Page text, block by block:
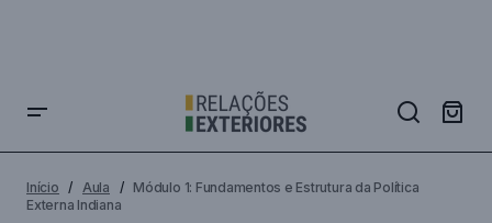
Início Aula
Módulo 1: Fundamentos e Estrutura da Política
Externa Indiana